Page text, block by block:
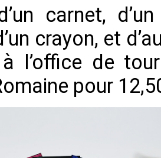
carnet,
crayon, et
l’office de
pour